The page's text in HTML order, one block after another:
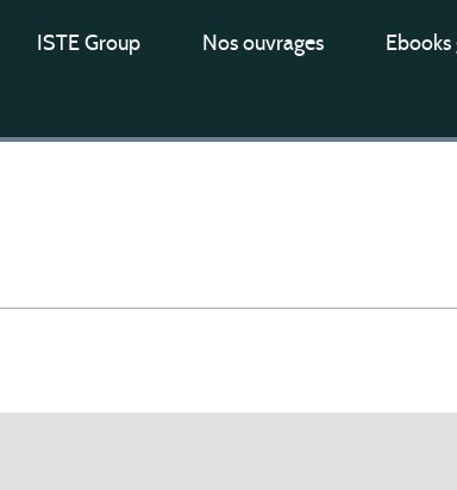
ISTE Group Nos ouvrages